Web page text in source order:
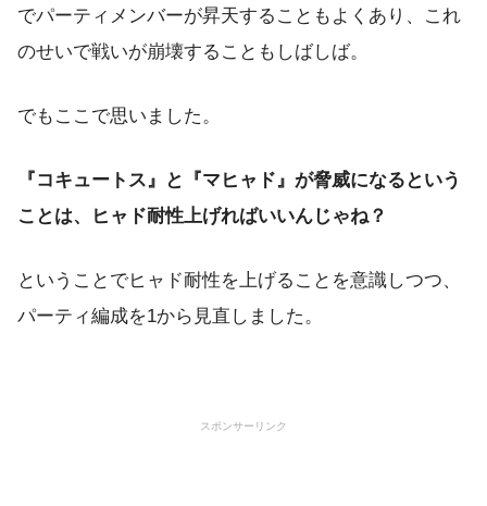
でパーティメンバーが昇天することもよくあり、これ
のせいで戦いが崩壊することもしばしば。
でもここで思いました。
『コキュートス』と『マヒャド』が脅威になるという
ことは、ヒャド耐性上げればいいんじゃね？
ということでヒャド耐性を上げることを意識しつつ、
パーティ編成を1から見直しました。
スポンサーリンク